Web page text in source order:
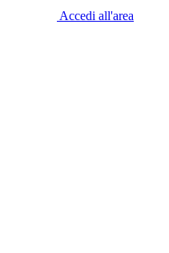
Accedi all'area